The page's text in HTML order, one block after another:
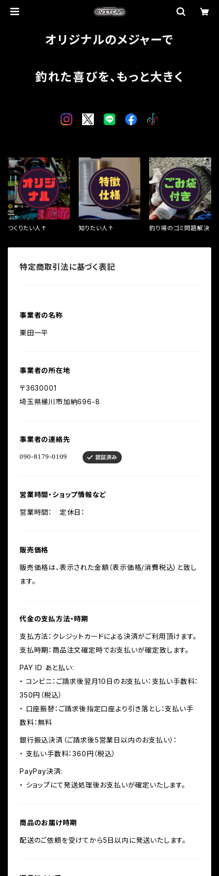
オリジナルのメジャーで
釣れた喜びを、もっと大きく
つくりたい人↑ 知りたい人↑ 釣り場のゴミ問題解決
特定商取引法に基づく表記
事業者の名称
栗田一平
事業者の所在地
〒3630001
埼玉県桶川市加納696-8
事業者の連絡先
営業時間・ショップ情報など
営業時間： 定休日：
販売価格
販売価格は、表示された金額（表示価格/消費税込）と致し
ます。
代金の支払方法・時期
支払方法：クレジットカードによる決済がご利用頂けます。
支払時期：商品注文確定時でお支払いが確定致します。
PAY ID あと払い:
・ コンビニ：ご請求後翌月10日のお支払い：支払い手数料：
350円（税込）
・ 口座振替：ご請求後指定口座より引き落とし：支払い手
数料：無料
銀行振込決済（ご請求後5営業日以内のお支払い）：
・ 支払い手数料：360円（税込）
PayPay決済:
・ ショップにて発送処理後お支払いが確定いたします。
商品のお届け時期
配送のご依頼を受けてから5日以内に発送いたします。